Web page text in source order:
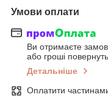
Умови оплати
Ви отримаєте
або гроші
Детальніше
Оплатити